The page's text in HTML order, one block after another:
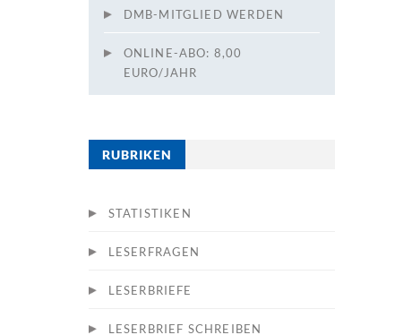
DMB-MITGLIED WERDEN
ONLINE-ABO: 8,00
EURO/JAHR
RUBRIKEN
STATISTIKEN
LESERFRAGEN
LESERBRIEFE
LESERBRIEF SCHREIBEN